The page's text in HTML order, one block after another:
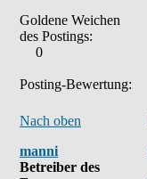
Goldene Weichen
des Postings:
0
Posting-Bewertung:
Nach oben
manni
Betreiber des